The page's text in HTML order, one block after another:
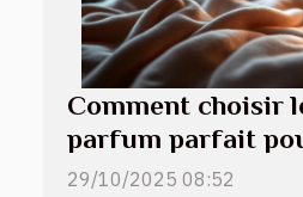
Comment choisir
parfum parfait
29/10/2025 08:52